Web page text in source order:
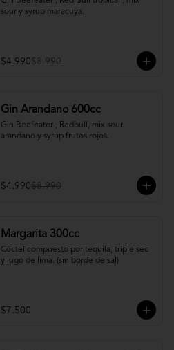
sour y syrup maracuya.
$4.990$8.990
Gin Arandano 600cc
Gin Beefeater , Redbull, mix sour
arandano y syrup frutos rojos.
$4.990$8.990
Margarita 300cc
Cóctel compuesto por tequila, triple sec
y jugo de lima. (sin borde de sal)
$7.500